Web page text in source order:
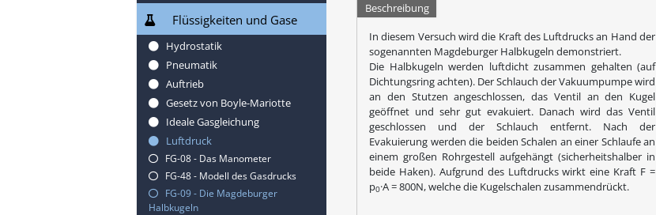
Flüssigkeiten und Gase
Hydrostatik
Pneumatik
Auftrieb
Gesetz von Boyle-Mariotte
Ideale Gasgleichung
Luftdruck
FG-08 - Das Manometer
FG-48 - Modell des Gasdrucks
FG-09 - Die Magdeburger
Halbkugeln
Beschreibung
In diesem Versuch wird die Kraft des Luftdrucks an Hand der
sogenannten Magdeburger Halbkugeln demonstriert.
Die Halbkugeln werden luftdicht zusammen gehalten (auf
Dichtungsring achten). Der Schlauch der Vakuumpumpe wird
an den Stutzen angeschlossen, das Ventil an den Kugel
geöffnet und sehr gut evakuiert. Danach wird das Ventil
geschlossen und der Schlauch entfernt. Nach der
Evakuierung werden die beiden Schalen an einer Schlaufe an
einem großen Rohrgestell aufgehängt (sicherheitshalber in
beide Haken). Aufgrund des Luftdrucks wirkt eine Kraft F =
p0·A = 800N, welche die Kugelschalen zusammendrückt.